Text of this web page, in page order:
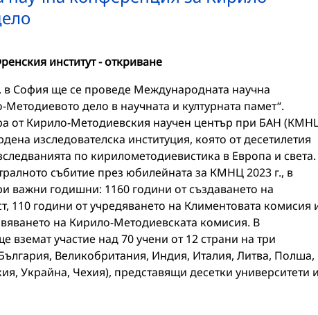
институт - откриване
в София ще се проведе Международната научна
дело в научната и културната памет“.
от Кирило-Методиевския научен център при БАН
изследователска институция, която от десетилетия
по кирилометодиевистика в Европа и света.
събитие през юбилейната за КМНЦ 2023 г., в
важни годишни: 1160 години от създаването на
110 години от учредяването на Климентовата комисия
на Кирило-Методиевската комисия. В
вземат участие над 70 учени от 12 страни на три
Великобритания, Индия, Италия, Литва, Полша,
Украйна, Чехия), представящи десетки университети и